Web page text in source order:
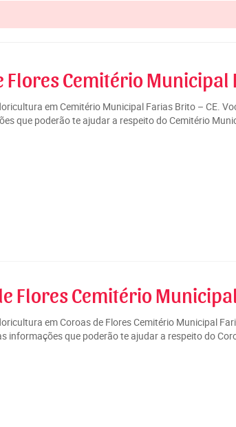
Flores Cemitério Municipal
em Cemitério Municipal Farias Brito – CE.
que poderão te ajudar a respeito do Cemitério
Flores Cemitério
em Coroas de Flores Cemitério Municipal
informações que poderão te ajudar a respeito do